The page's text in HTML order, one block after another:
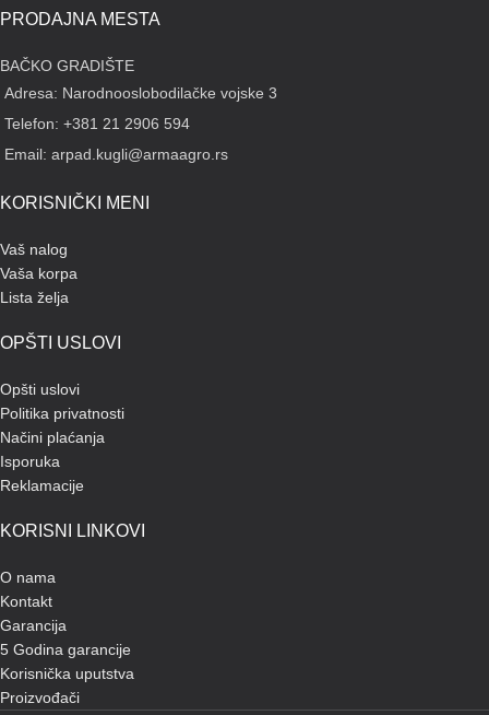
PRODAJNA MESTA
BAČKO GRADIŠTE
Adresa: Narodnooslobodilačke vojske 3
Telefon: +381 21 2906 594
Email: arpad.kugli@armaagro.rs
KORISNIČKI MENI
Vaš nalog
Vaša korpa
Lista želja
OPŠTI USLOVI
Opšti uslovi
Politika privatnosti
Načini plaćanja
Isporuka
Reklamacije
KORISNI LINKOVI
O nama
Kontakt
Garancija
5 Godina garancije
Korisnička uputstva
Proizvođači